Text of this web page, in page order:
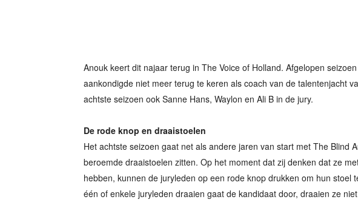
Anouk keert dit najaar terug in The Voice of Holland. Afgelopen
aankondigde niet meer terug te keren als coach van de talentenjacht
achtste seizoen ook Sanne Hans, Waylon en Ali B in de jury.
De rode knop en draaistoelen
Het achtste seizoen gaat net als andere jaren van start met The Blind
beroemde draaistoelen zitten. Op het moment dat zij denken dat ze
hebben, kunnen de juryleden op een rode knop drukken om hun stoel
één of enkele juryleden draaien gaat de kandidaat door, draaien ze